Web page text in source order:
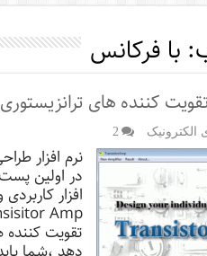
با فرکانس
کننده های ترانزیستوری
الکترونیک 2
نرم افزار
در اولین
افزار
تقویت کننده